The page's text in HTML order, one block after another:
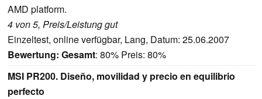
AMD platform.
4 von 5, Preis/Leistung gut
Einzeltest, online verfügbar, Lang, Datum: 25.06.2007
Bewertung: Gesamt: 80% Preis: 80%
MSI PR200. Diseño, movilidad y precio en equilibrio
perfecto